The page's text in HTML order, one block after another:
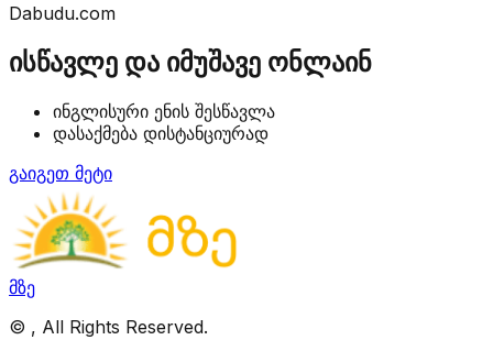
Dabudu.com
ისწავლე და იმუშავე ონლაინ
ინგლისური ენის შესწავლა
დასაქმება დისტანციურად
გაიგეთ მეტი
მზე
© , All Rights Reserved.